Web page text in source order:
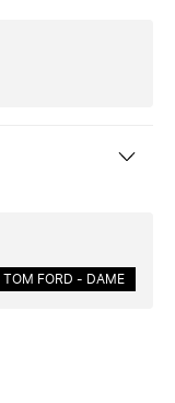
TOM FORD - DAME